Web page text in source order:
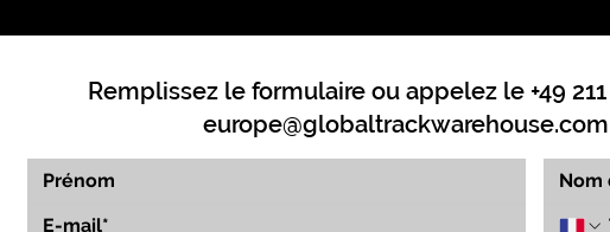
Remplissez le formulaire ou appelez le +49
europe@globaltrackwarehouse.com